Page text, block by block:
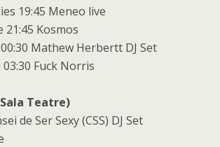
19:45 Meneo live
21:45 Kosmos
00:30 Mathew Herbertt DJ Set
Fuck Norris
Teatre)
de Ser Sexy (CSS) DJ Set